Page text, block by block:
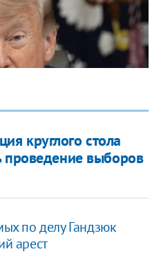
круглого стола
проведение выборов
по делу Гандзюк
арест